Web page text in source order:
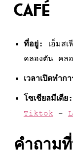
Café
ที่อยู่:
เอ็มส
คลองตัน คล
เวลาเปิดทำก
โซเชียลมีเดีย:
Tiktok –
คำถาม